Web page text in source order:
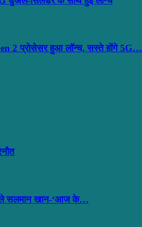
2 प्रोसेसर हुआ लॉन्च, सस्ते होंगे 5G…
सलमान खान-‘आज के…